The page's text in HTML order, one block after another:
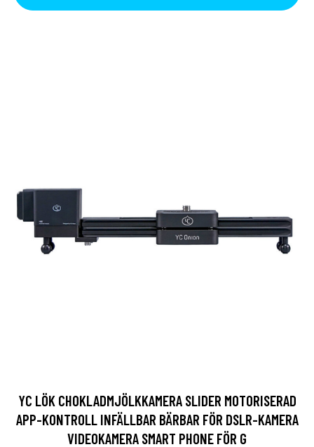
YC LÖK CHOKLADMJÖLKKAMERA SLIDER MOTORISERAD
APP-KONTROLL INFÄLLBAR BÄRBAR FÖR DSLR-KAMERA
VIDEOKAMERA SMART PHONE FÖR G